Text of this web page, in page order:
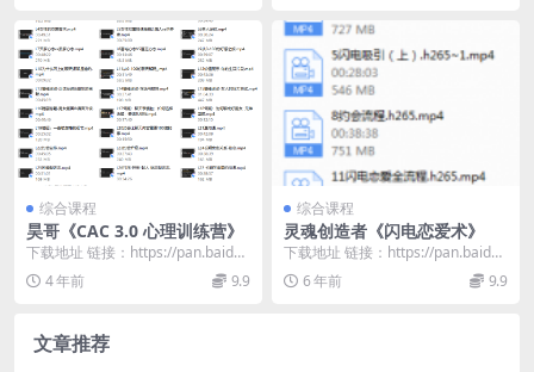
综合课程
昊哥《CAC 3.0 心理训练营》
下载地址 链接：https://pan.baidu.
com/s/1fjY8506...
4 年前 9.9
综合课程
灵魂创造者《闪电恋爱术》
下载地址 链接：https://pan.baidu.
com/s/1h1-PoLQ...
6 年前 9.9
文章推荐